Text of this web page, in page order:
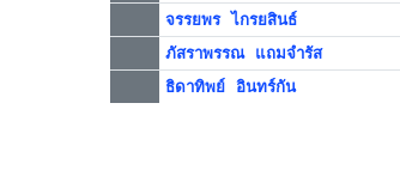
จรรยพร ไกรยสินธ์
ภัสราพรรณ แถมจำรัส
ธิดาทิพย์ อินทร์กัน